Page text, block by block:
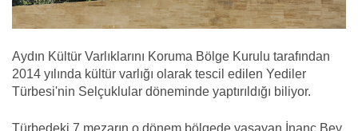
Aydın Kültür Varlıklarını Koruma Bölge Kurulu tarafından
2014 yılında kültür varlığı olarak tescil edilen Yediler
Türbesi'nin Selçuklular döneminde yaptırıldığı biliyor.
Türbedeki 7 mezarın o dönem bölgede yaşayan İnanç Bey